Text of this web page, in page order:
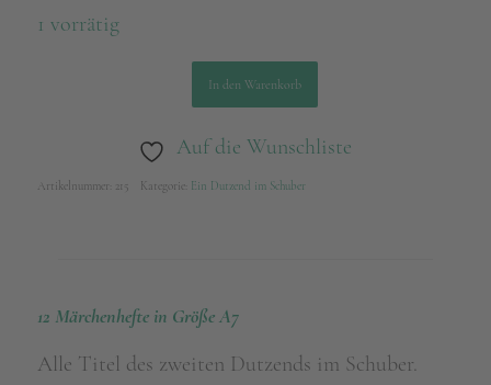
1 vorrätig
In den Warenkorb
Auf die Wunschliste
Artikelnummer: 215 Kategorie: Ein Dutzend im Schuber
12 Märchenhefte in Größe A7
Alle Titel des zweiten Dutzends im Schuber.